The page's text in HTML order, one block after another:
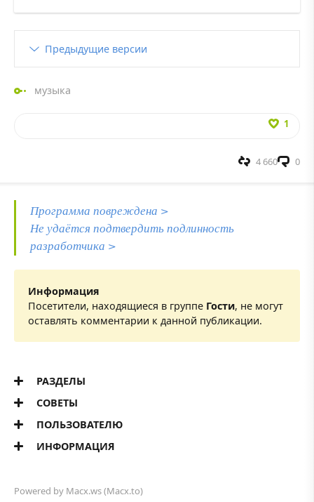
Предыдущие версии
музыка
1
0
4 660
Программа повреждена >
Не удаётся подтвердить подлинность
разработчика >
Информация
Посетители, находящиеся в группе Гости, не могут
оставлять комментарии к данной публикации.
РАЗДЕЛЫ
СОВЕТЫ
ПОЛЬЗОВАТЕЛЮ
ИНФОРМАЦИЯ
Powered by Macx.ws(Macx.to)